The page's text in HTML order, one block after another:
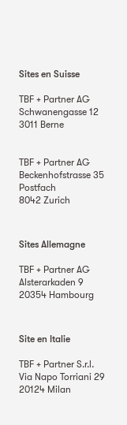
Sites en Suisse
TBF + Partner AG
Schwanengasse 12
3011 Berne
TBF + Partner AG
Beckenhofstrasse 35
Postfach
8042 Zurich
Sites Allemagne
TBF + Partner AG
Alsterarkaden 9
20354 Hambourg
Site en Italie
TBF + Partner S.r.l.
Via Napo Torriani 29
20124 Milan